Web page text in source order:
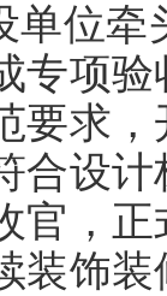
单位
专项
要求
合设
官，
装饰